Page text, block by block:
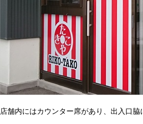
店舗内にはカウンター席があり、出入口脇